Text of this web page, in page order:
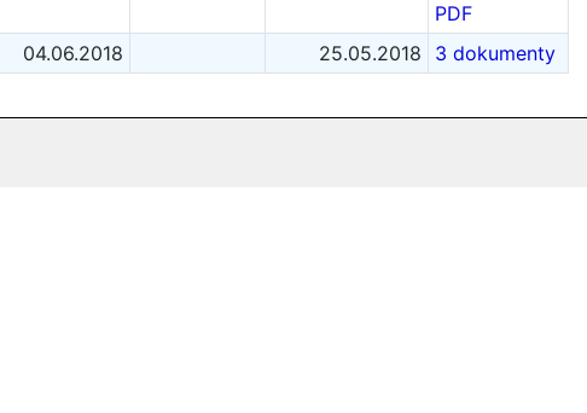
PDF
04.06.2018 25.05.2018 3 dokumenty